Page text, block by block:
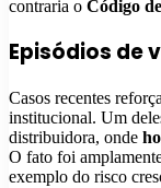
contraria o Código
Episódios de
Casos recentes
institucional. Um
distribuidora, onde
O fato foi
exemplo do risco